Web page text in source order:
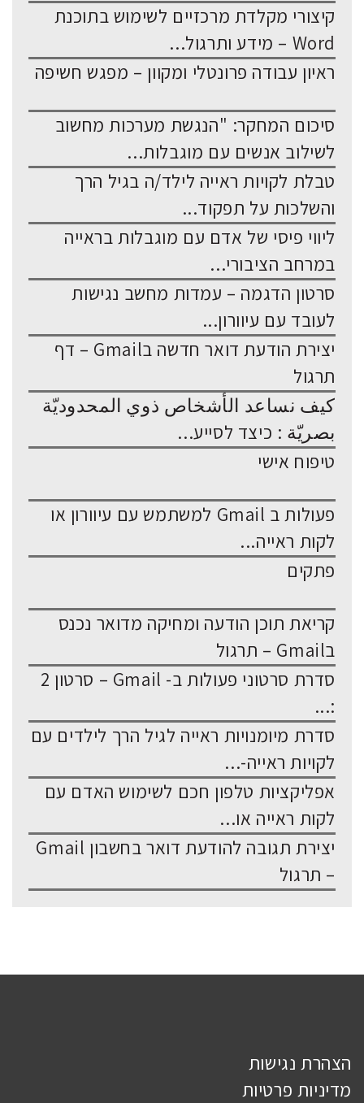
קיצורי מקלדת מרכזיים לשימוש בתוכנת
Word – מידע ותרגול...
ראיון עבודה פרונטלי ומקוון – מפגש חשיפה
סיכום המחקר: "הנגשת מערכות מחשוב
לשילוב אנשים עם מוגבלות...
טבלת לקויות ראייה לילד/ה בגיל הרך
והשלכות על תפקוד...
ליווי פיסי של אדם עם מוגבלות בראייה
במרחב הציבורי...
סרטון הדגמה – עמדות מחשב נגישות
לעובד עם עיוורון...
יצירת הודעת דואר חדשה בGmail – דף
תרגול
كيف نساعد الأشخاص ذوي المحدوديّة
بصريّة : כיצד לסייע...
טיפוח אישי
פעולות ב Gmail למשתמש עם עיוורון או
לקות ראייה...
פתקים
קריאת תוכן הודעה ומחיקה מדואר נכנס
בGmail – תרגול
סדרת סרטוני פעולות ב- Gmail – סרטון 2
:...
סדרת מיומנויות ראייה לגיל הרך לילדים עם
לקויות ראייה-...
אפליקציות טלפון חכם לשימוש האדם עם
לקות ראייה או...
יצירת תגובה להודעת דואר בחשבון Gmail
– תרגול
הצהרת נגישות
מדיניות פרטיות